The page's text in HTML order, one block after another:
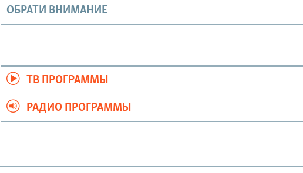
ОБРАТИ ВНИМАНИЕ
ТВ ПРОГРАММЫ
РАДИО ПРОГРАММЫ